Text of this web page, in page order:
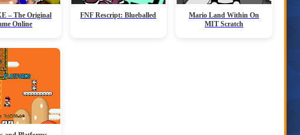
– The Original
Online
FNF Rescript: Blueballed
Mario Land Within On
MIT Scratch